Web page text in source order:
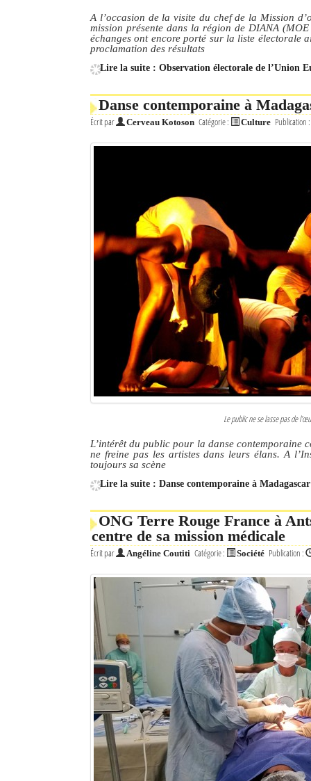
A l’occasion de la visite du chef de la Mission
mission présente dans la région de DIANA
échanges ont encore porté sur la liste
proclamation des résultats
Lire la suite : Observation électorale de l’Union
Danse contemporaine à
Écrit par Cerveau Kotoson Catégorie : Culture Publication :
Le public ne se lasse pas de
L’intérêt du public pour la danse contemporaine
ne freine pas les artistes dans leurs élans. A
toujours sa scène
Lire la suite : Danse contemporaine à
ONG Terre Rouge France à
centre de sa mission médicale
Écrit par Angéline Coutiti Catégorie : Société Publication :